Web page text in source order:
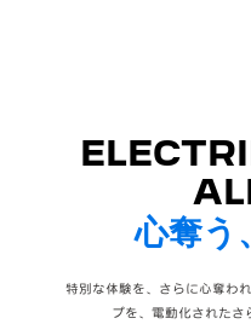
心奪う
特別な体験を、さらに心奪わ
プを、電動化されたさ